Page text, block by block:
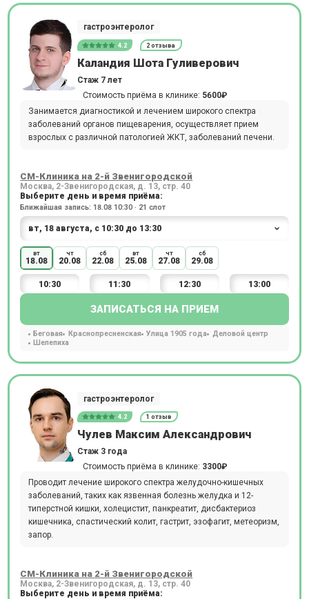
гастроэнтеролог
4.2 2 отзыва
Каландия Шота Гуливерович
Стаж 7 лет
Стоимость приёма в клинике: 5600₽
Занимается диагностикой и лечением широкого спектра
заболеваний органов пищеварения, осуществляет прием
взрослых с различной патологией ЖКТ, заболеваний печени.
СМ-Клиника на 2-й Звенигородской
Москва, 2-Звенигородская, д. 13, стр. 40
Выберите день и время приёма:
Ближайшая запись: 18.08 10:30 · 21 слот
вт
18.08
чт
20.08
сб
22.08
вт
25.08
чт
27.08
сб
29.08
10:30 11:30 12:30 13:00
ЗАПИСАТЬСЯ НА ПРИЕМ
Беговая Краснопресненская Улица 1905 года
Деловой центр
Шелепиха
гастроэнтеролог
4.2 1 отзыв
Чулев Максим Александрович
Стаж 3 года
Стоимость приёма в клинике: 3300₽
Проводит лечение широкого спектра желудочно-кишечных
заболеваний, таких как язвенная болезнь желудка и 12-
типерстной кишки, холецистит, панкреатит, дисбактериоз
кишечника, спастический колит, гастрит, эзофагит, метеоризм,
запор.
СМ-Клиника на 2-й Звенигородской
Москва, 2-Звенигородская, д. 13, стр. 40
Выберите день и время приёма: